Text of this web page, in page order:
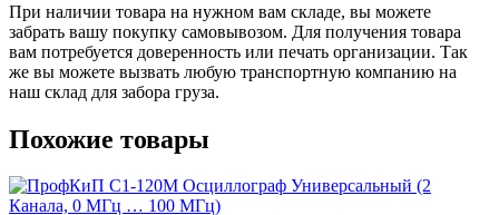
При наличии товара на нужном вам складе, вы можете
забрать вашу покупку самовывозом. Для получения товара
вам потребуется доверенность или печать организации. Так
же вы можете вызвать любую транспортную компанию на
наш склад для забора груза.
Похожие товары